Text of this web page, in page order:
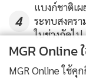
4
แบงก์ชาติเ
ระทบสงคร
ในช่วงถัดไป
MGR Online
MGR Online ใช้